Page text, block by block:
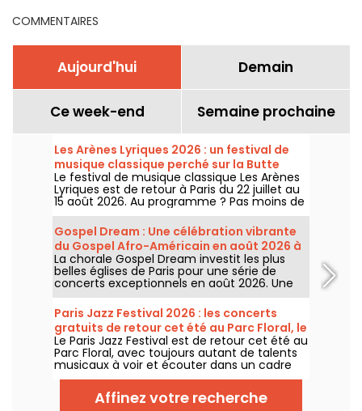
COMMENTAIRES
Aujourd'hui Demain
Ce week-end Semaine prochaine
Les Arènes Lyriques 2026 : un festival de
musique classique perché sur la Butte
Montmartre
Le festival de musique classique Les Arènes
Lyriques est de retour à Paris du 22 juillet au
15 août 2026. Au programme ? Pas moins de
16 concerts donnés au sein des Arènes de
Montmartre, un cadre idyllique pour écouter
les grands classiques.
Gospel Dream : Une célébration vibrante
du Gospel Afro-Américain en août 2026 à
Paris
La chorale Gospel Dream investit les plus
belles églises de Paris pour une série de
concerts exceptionnels en août 2026. Une
expérience musicale unique qui célèbre
l'espoir, l'unité et la résilience à travers les
chants authentiques de l'Église Afro-
Américaine.
Paris Jazz Festival 2026 : les concerts
gratuits de retour cet été au Parc Floral, le
programme
Le Paris Jazz Festival est de retour cet été au
Parc Floral, avec toujours autant de talents
musicaux à voir et écouter dans un cadre
bucolique. Voici le programme des concerts
gratuits à découvrir du 24 juin au 6
septembre 2026 !
Affinez votre recherche